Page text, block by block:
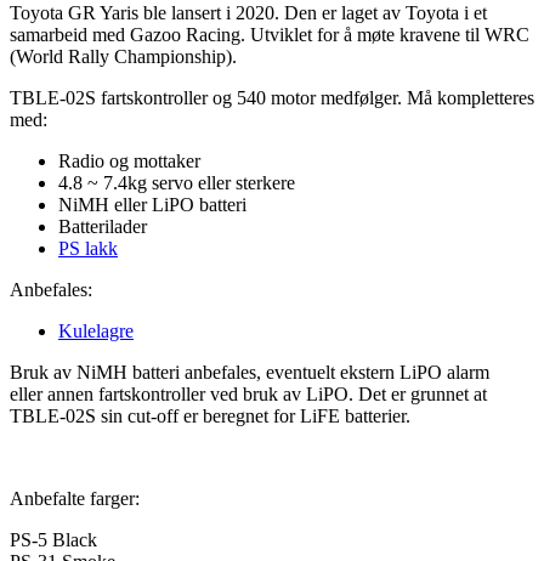
Toyota GR Yaris ble lansert i 2020. Den er laget av Toyota i et
samarbeid med Gazoo Racing. Utviklet for å møte kravene til WRC
(World Rally Championship).
TBLE-02S fartskontroller og 540 motor medfølger. Må kompletteres
med:
Radio og mottaker
4.8 ~ 7.4kg servo eller sterkere
NiMH eller LiPO batteri
Batterilader
PS lakk
Anbefales:
Kulelagre
Bruk av NiMH batteri anbefales, eventuelt ekstern LiPO alarm
eller annen fartskontroller ved bruk av LiPO. Det er grunnet at
TBLE-02S sin cut-off er beregnet for LiFE batterier.
Anbefalte farger:
PS-5 Black